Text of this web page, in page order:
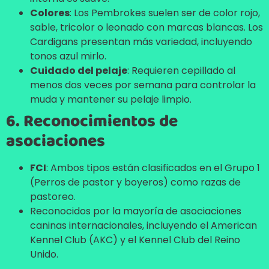
Colores: Los Pembrokes suelen ser de color rojo,
sable, tricolor o leonado con marcas blancas. Los
Cardigans presentan más variedad, incluyendo
tonos azul mirlo.
Cuidado del pelaje: Requieren cepillado al
menos dos veces por semana para controlar la
muda y mantener su pelaje limpio.
6. Reconocimientos de
asociaciones
FCI: Ambos tipos están clasificados en el Grupo 1
(Perros de pastor y boyeros) como razas de
pastoreo.
Reconocidos por la mayoría de asociaciones
caninas internacionales, incluyendo el American
Kennel Club (AKC) y el Kennel Club del Reino
Unido.